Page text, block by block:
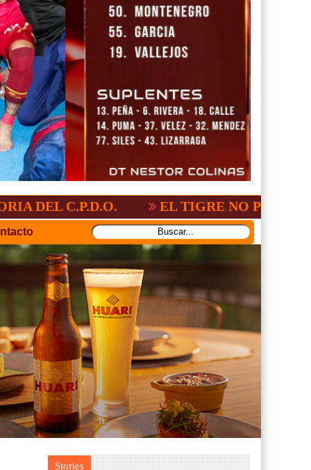
3 GV-SAN JOSÉ, NO PUDO CON
Stories